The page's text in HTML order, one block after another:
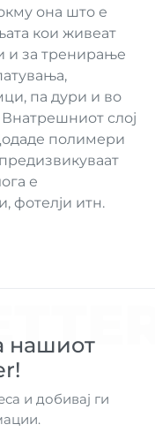
она што е
кои живеат
и за тренирање
па дури и во
слој
полимери
е
фотелји итн.
нашиот
и добивај ги